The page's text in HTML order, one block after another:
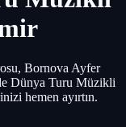
Bornova Ayfer
Dünya Turu Müzikli
hemen ayırtın.